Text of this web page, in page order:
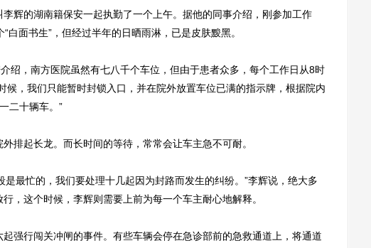
的湖南籍保安一起执勤了一个上午。据他的同事介绍，刚参加工作
白面书生”，但经过半年的日晒雨淋，已是皮肤黢黑。
，南方医院虽然有七八千个车位，但由于患者众多，每个工作日从8时
候，我们只能暂时封锁入口，并在院外放置车位已满的指示牌，根据院内
二十辆车。”
起长龙。而长时间的等待，常常会让车主急不可耐。
最忙的，我们要处理十几起因为封路而发生的纠纷。”李辉说，绝大多
，这个时候，李辉则需要上前为每一个车主耐心地解释。
行闯关冲闸的事件。有些车辆会停在急诊部前的急救通道上，将通道